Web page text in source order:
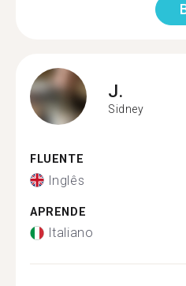
J.
Sidney
FLUENTE
Inglês
APRENDE
Italiano